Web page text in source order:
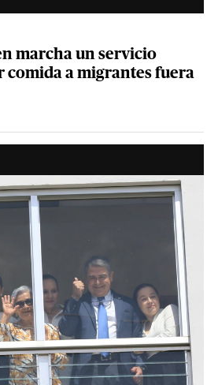
marcha un servicio
comida a migrantes fuera